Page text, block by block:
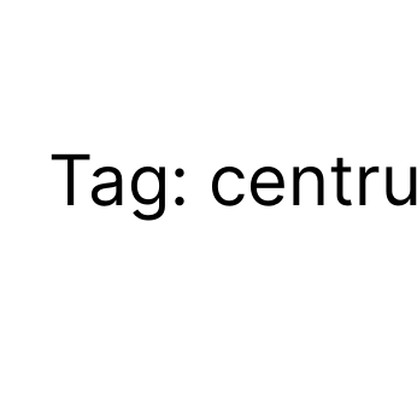
Tag: